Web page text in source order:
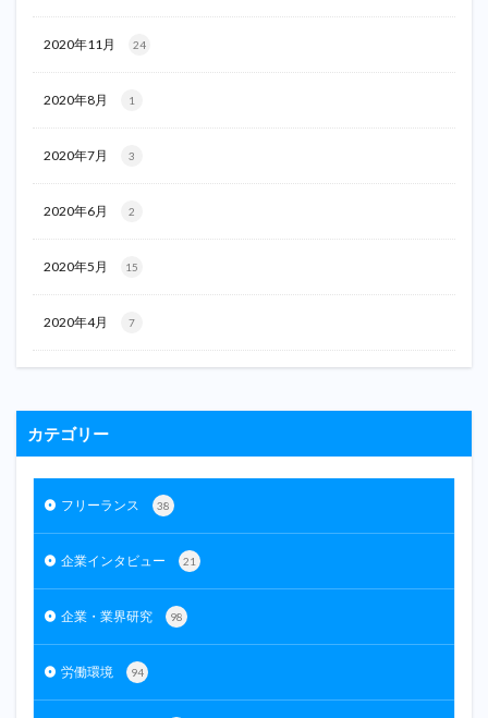
2020年11月 24
2020年8月 1
2020年7月 3
2020年6月 2
2020年5月 15
2020年4月 7
カテゴリー
フリーランス 38
企業インタビュー 21
企業・業界研究 98
労働環境 94